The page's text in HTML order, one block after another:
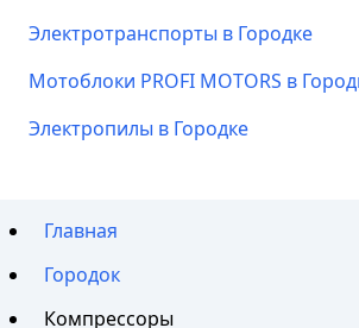
Электротранспорты в Городке
Мотоблоки PROFI MOTORS в
Электропилы в Городке
Главная
Городок
Компрессоры